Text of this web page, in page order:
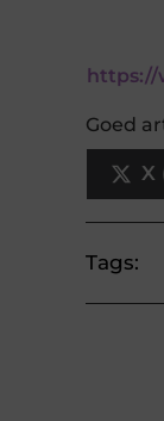
https://
Goed
X
Tags: